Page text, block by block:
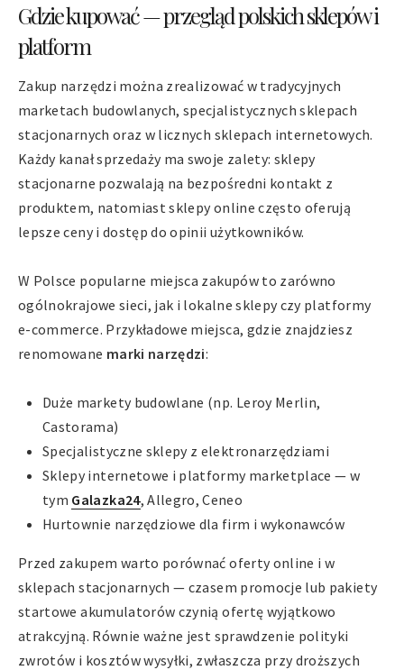
Gdzie kupować — przegląd polskich sklepów i
platform
Zakup narzędzi można zrealizować w tradycyjnych
marketach budowlanych, specjalistycznych sklepach
stacjonarnych oraz w licznych sklepach internetowych.
Każdy kanał sprzedaży ma swoje zalety: sklepy
stacjonarne pozwalają na bezpośredni kontakt z
produktem, natomiast sklepy online często oferują
lepsze ceny i dostęp do opinii użytkowników.
W Polsce popularne miejsca zakupów to zarówno
ogólnokrajowe sieci, jak i lokalne sklepy czy platformy
e-commerce. Przykładowe miejsca, gdzie znajdziesz
renomowane marki narzędzi:
Duże markety budowlane (np. Leroy Merlin,
Castorama)
Specjalistyczne sklepy z elektronarzędziami
Sklepy internetowe i platformy marketplace — w
tym Galazka24, Allegro, Ceneo
Hurtownie narzędziowe dla firm i wykonawców
Przed zakupem warto porównać oferty online i w
sklepach stacjonarnych — czasem promocje lub pakiety
startowe akumulatorów czynią ofertę wyjątkowo
atrakcyjną. Równie ważne jest sprawdzenie polityki
zwrotów i kosztów wysyłki, zwłaszcza przy droższych